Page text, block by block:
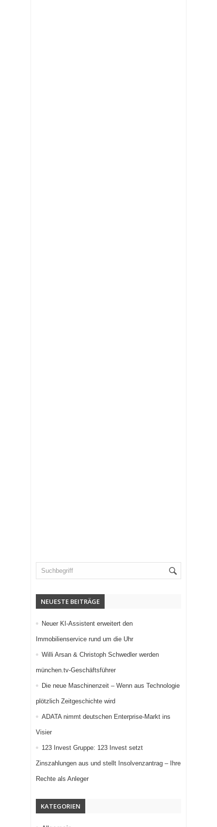
NEUESTE BEITRÄGE
Neuer KI-Assistent erweitert den
Immobilienservice rund um die Uhr
Willi Arsan & Christoph Schwedler werden
münchen.tv-Geschäftsführer
Die neue Maschinenzeit – Wenn aus Technologie
plötzlich Zeitgeschichte wird
ADATA nimmt deutschen Enterprise-Markt ins
Visier
123 Invest Gruppe: 123 Invest setzt
Zinszahlungen aus und stellt Insolvenzantrag – Ihre
Rechte als Anleger
KATEGORIEN